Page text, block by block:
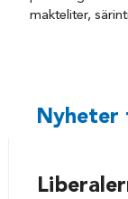
makteliter,
Nyheter